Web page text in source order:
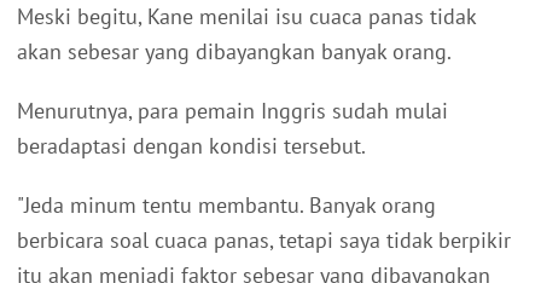
Meski begitu, Kane menilai isu cuaca panas tidak
akan sebesar yang dibayangkan banyak orang.
Menurutnya, para pemain Inggris sudah mulai
beradaptasi dengan kondisi tersebut.
"Jeda minum tentu membantu. Banyak orang
berbicara soal cuaca panas, tetapi saya tidak berpikir
itu akan menjadi faktor sebesar yang dibayangkan